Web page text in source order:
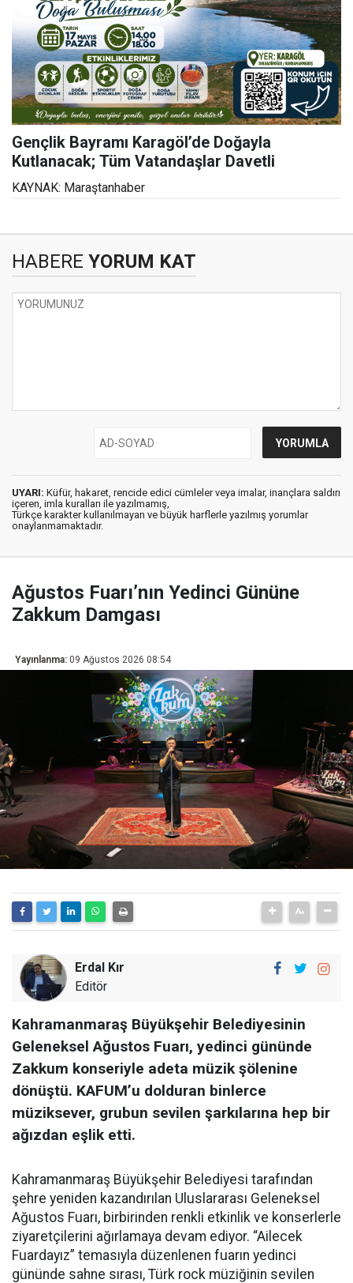
Gençlik Bayramı Karagöl’de Doğayla
Kutlanacak; Tüm Vatandaşlar Davetli
KAYNAK: Maraştanhaber
HABERE YORUM KAT
UYARI: Küfür, hakaret, rencide edici cümleler veya imalar, inançlara saldırı
içeren, imla kuralları ile yazılmamış,
Türkçe karakter kullanılmayan ve büyük harflerle yazılmış yorumlar
onaylanmamaktadır.
Ağustos Fuarı’nın Yedinci Gününe
Zakkum Damgası
Yayınlanma: 09 Ağustos 2026 08:54
Erdal Kır
Editör
Kahramanmaraş Büyükşehir Belediyesinin
Geleneksel Ağustos Fuarı, yedinci gününde
Zakkum konseriyle adeta müzik şölenine
dönüştü. KAFUM’u dolduran binlerce
müziksever, grubun sevilen şarkılarına hep bir
ağızdan eşlik etti.
Kahramanmaraş Büyükşehir Belediyesi tarafından
şehre yeniden kazandırılan Uluslararası Geleneksel
Ağustos Fuarı, birbirinden renkli etkinlik ve konserlerle
ziyaretçilerini ağırlamaya devam ediyor. “Ailecek
Fuardayız” temasıyla düzenlenen fuarın yedinci
gününde sahne sırası, Türk rock müziğinin sevilen